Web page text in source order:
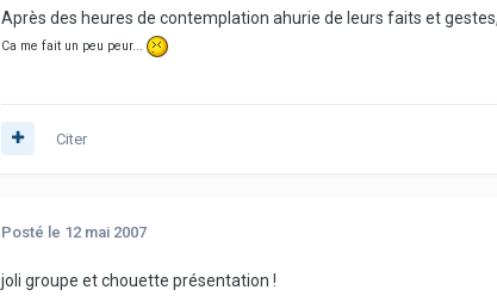
Après des heures de contemplation ahurie de leurs faits et
Ca me fait un peu peur...
Citer
Posté le 12 mai 2007
joli groupe et chouette présentation !